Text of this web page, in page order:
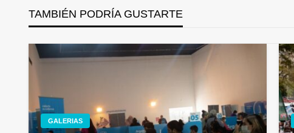
entradas
TAMBIÉN PODRÍA GUSTARTE
GALERIAS